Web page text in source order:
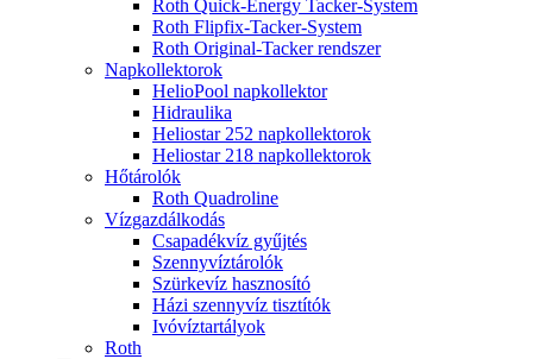
Roth Quick-Energy Tacker-System
Roth Flipfix-Tacker-System
Roth Original-Tacker rendszer
Napkollektorok
HelioPool napkollektor
Hidraulika
Heliostar 252 napkollektorok
Heliostar 218 napkollektorok
Hőtárolók
Roth Quadroline
Vízgazdálkodás
Csapadékvíz gyűjtés
Szennyvíztárolók
Szürkevíz hasznosító
Házi szennyvíz tisztítók
Ivóvíztartályok
Roth